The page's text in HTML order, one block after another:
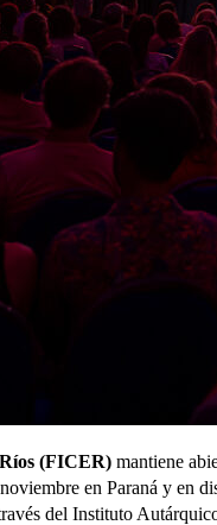
(FICER) mantiene
en Paraná y en
del Instituto